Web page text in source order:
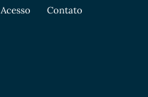
Acesso Contato